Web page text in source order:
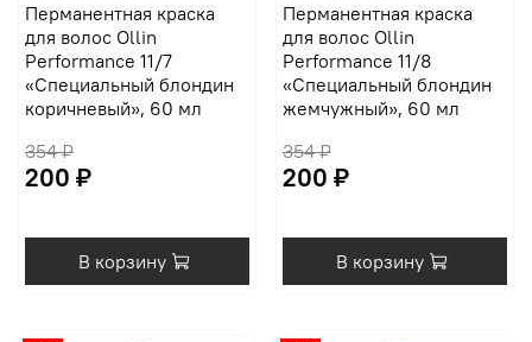
Перманентная краска
для волос Ollin
Performance 11/7
«Специальный блондин
коричневый», 60 мл
354 ₽
200 ₽
В корзину
Перманентная краска
для волос Ollin
Performance 11/8
«Специальный блондин
жемчужный», 60 мл
354 ₽
200 ₽
В корзину